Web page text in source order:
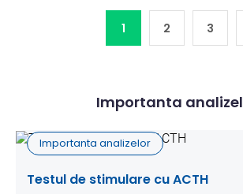
1 2 3
Importanta
Importanta analizelor
Testul de stimulare cu ACTH